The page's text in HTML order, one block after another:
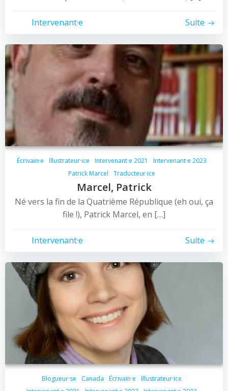
Intervenant·e Suite
Écrivain·e Illustrateur·ice Intervenant·e 2021
Intervenant·e 2023
Patrick Marcel
Traducteur·ice
Marcel, Patrick
Né vers la fin de la Quatrième République (eh oui, ça
file !), Patrick Marcel, en […]
Intervenant·e Suite
Blogueur·se Canada Écrivain·e
Illustrateur·ice